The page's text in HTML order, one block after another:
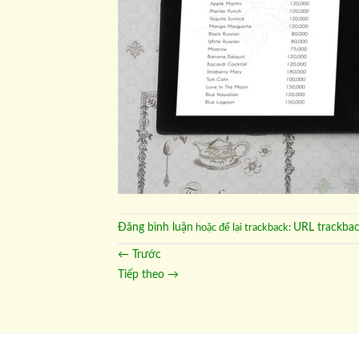
Đăng bình luận hoặc để lại trackback: URL
← Trước
Tiếp theo →